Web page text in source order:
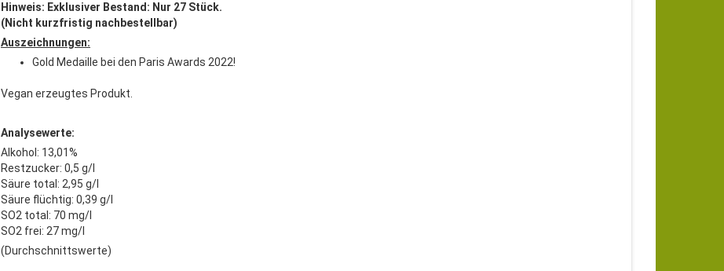
Hinweis: Exklusiver Bestand: Nur 27 Stück.
(Nicht kurzfristig nachbestellbar)
Auszeichnungen:
Gold Medaille bei den Paris Awards 2022!
Vegan erzeugtes Produkt.
Analysewerte:
Alkohol: 13,01%
Restzucker: 0,5 g/l
Säure total: 2,95 g/l
Säure flüchtig: 0,39 g/l
SO2 total: 70 mg/l
SO2 frei: 27 mg/l
(Durchschnittswerte)